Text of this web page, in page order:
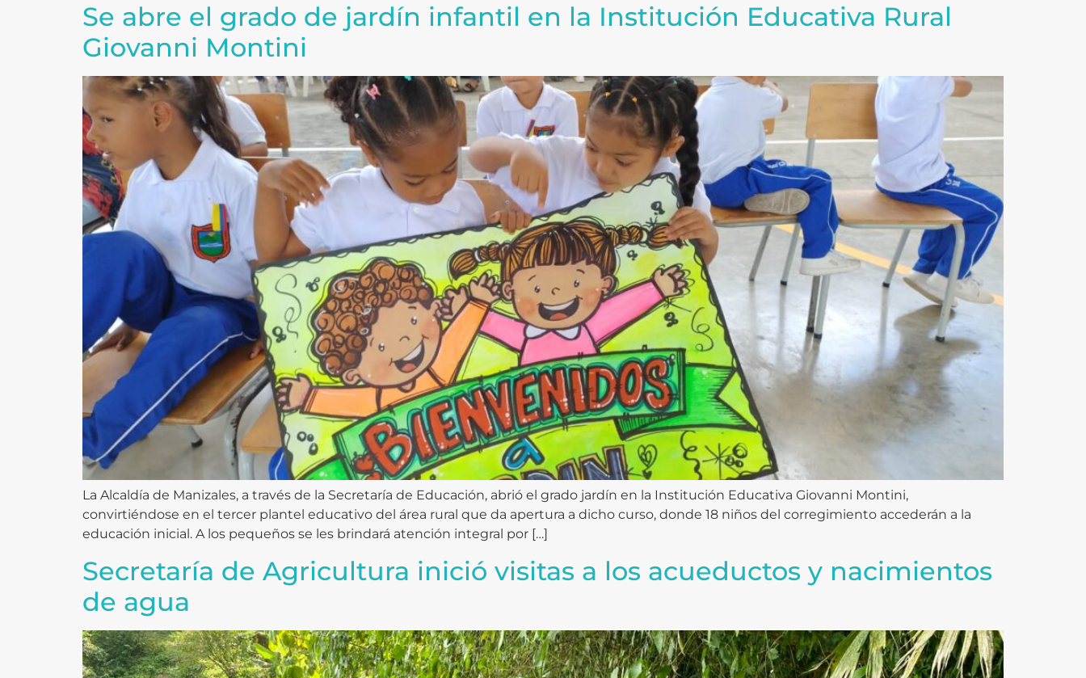
Se abre el grado de jardín infantil en la Institución Educativa Rural
Giovanni Montini
La Alcaldía de Manizales, a través de la Secretaría de Educación, abrió el grado jardín en la Institución Educativa Giovanni Montini,
convirtiéndose en el tercer plantel educativo del área rural que da apertura a dicho curso, donde 18 niños del corregimiento accederán a la
educación inicial. A los pequeños se les brindará atención integral por […]
Secretaría de Agricultura inició visitas a los acueductos y nacimientos
de agua